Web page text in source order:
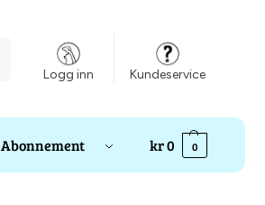
Logg inn Kundeservice
Abonnement kr0 0